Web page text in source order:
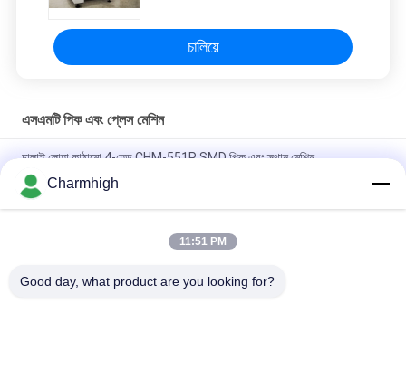
চালিয়ে
এসএমটি পিক এবং প্লেস মেশিন
ঢালাই লোহা কাঠামো 4-হেড CHM-551P SMD পিক এবং স্থান মেশিন
সংকীর্ণ নকশা উচ্চ নির্ভুলতা TC06 মডিউল এসএমটি পিক এবং স্থান মেশিন 6 মাথা সমর্থন
01005
চার্মহাই TM08 পিসিবিএ ম্যানুফ্যাকচারিং এসএমটি চিপ মাউন্টার প্লেসমেন্ট মেশিন
Charmhigh
11:51 PM
Good day, what product are you looking for?